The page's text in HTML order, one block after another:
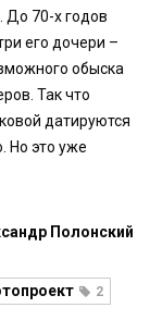
До 70-х годов
его дочери –
обыска
Так что
датируются
Но это уже
Полонский
2